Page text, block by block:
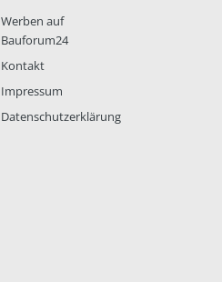
Werben auf
Bauforum24
Kontakt
Impressum
Datenschutzerklärung